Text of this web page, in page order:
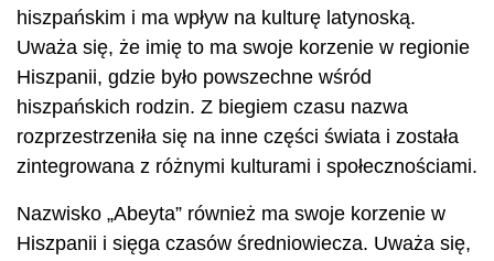
hiszpańskim i ma wpływ na kulturę latynoską.
Uważa się, że imię to ma swoje korzenie w regionie
Hiszpanii, gdzie było powszechne wśród
hiszpańskich rodzin. Z biegiem czasu nazwa
rozprzestrzeniła się na inne części świata i została
zintegrowana z różnymi kulturami i społecznościami.
Nazwisko „Abeyta” również ma swoje korzenie w
Hiszpanii i sięga czasów średniowiecza. Uważa się,